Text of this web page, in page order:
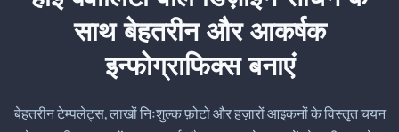
साथ बेहतरीन और आकर्षक
इन्फोग्राफिक्स बनाएं
बेहतरीन टेम्पलेट्स, लाखों निःशुल्क फ़ोटो और हज़ारों आइकनों के विस्तृत चयन